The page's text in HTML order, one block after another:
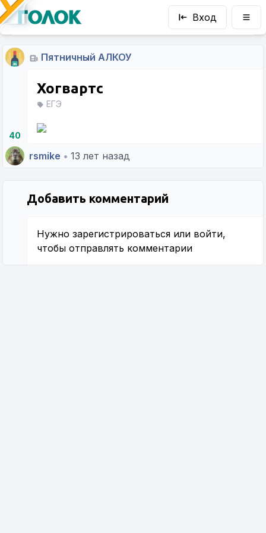
Вход
Пятничный АЛКОУ
40
Хогвартс
ЕГЭ
rsmike • 13 лет назад
Добавить комментарий
Нужно зарегистрироваться или войти,
чтобы отправлять комментарии